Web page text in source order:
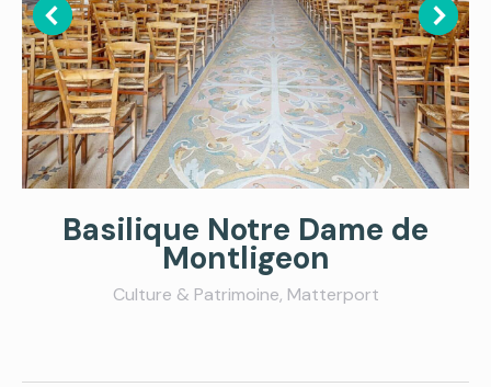
Basilique Notre Dame de
Montligeon
Culture & Patrimoine, Matterport